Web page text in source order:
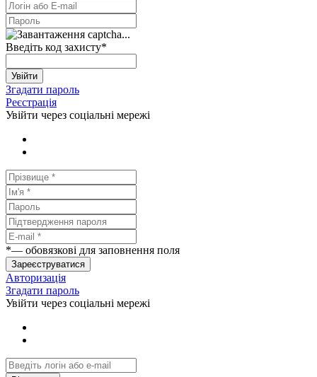
Введіть код захисту*
Увійти
Згадати пароль
Реєстрація
Увійти через соціальні мережі
*— обовязкові для заповнення поля
Зареєструватися
Авторизація
Згадати пароль
Увійти через соціальні мережі